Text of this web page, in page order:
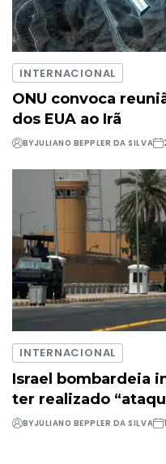
INTERNACIONAL
ONU convoca
dos EUA ao Irã
BYJULIANO BEPPLER DA SILVA
INTERNACIONAL
Israel bombardeia
ter realizado
BYJULIANO BEPPLER DA SILVA